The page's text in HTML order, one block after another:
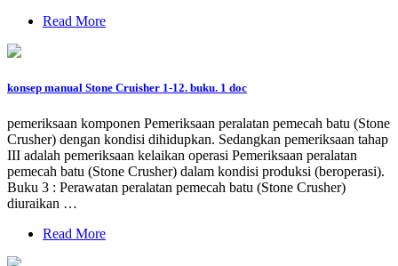
Read More
konsep manual Stone Cruisher 1-12. buku. 1 doc
pemeriksaan komponen Pemeriksaan peralatan pemecah batu (Stone
Crusher) dengan kondisi dihidupkan. Sedangkan pemeriksaan tahap
III adalah pemeriksaan kelaikan operasi Pemeriksaan peralatan
pemecah batu (Stone Crusher) dalam kondisi produksi (beroperasi).
Buku 3 : Perawatan peralatan pemecah batu (Stone Crusher)
diuraikan …
Read More